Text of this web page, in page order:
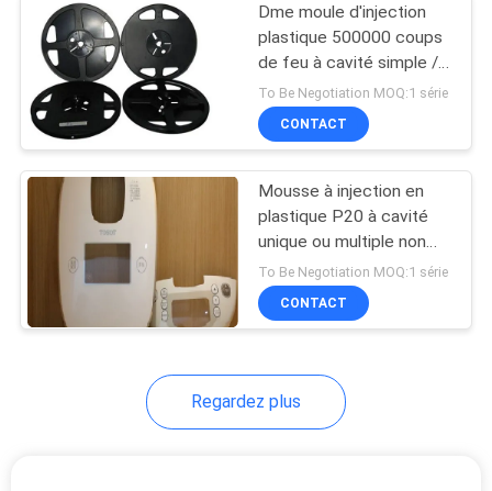
Moule d'injection de
fil
Traitement des
mesure
10
Dme moule d'injection
plastique 500000 coups
de feu à cavité simple / à
cavité multiple
To Be Negotiation MOQ:1 série
CONTACT
Mousse à injection en
plastique P20 à cavité
unique ou multiple non
flash
To Be Negotiation MOQ:1 série
CONTACT
Regardez plus